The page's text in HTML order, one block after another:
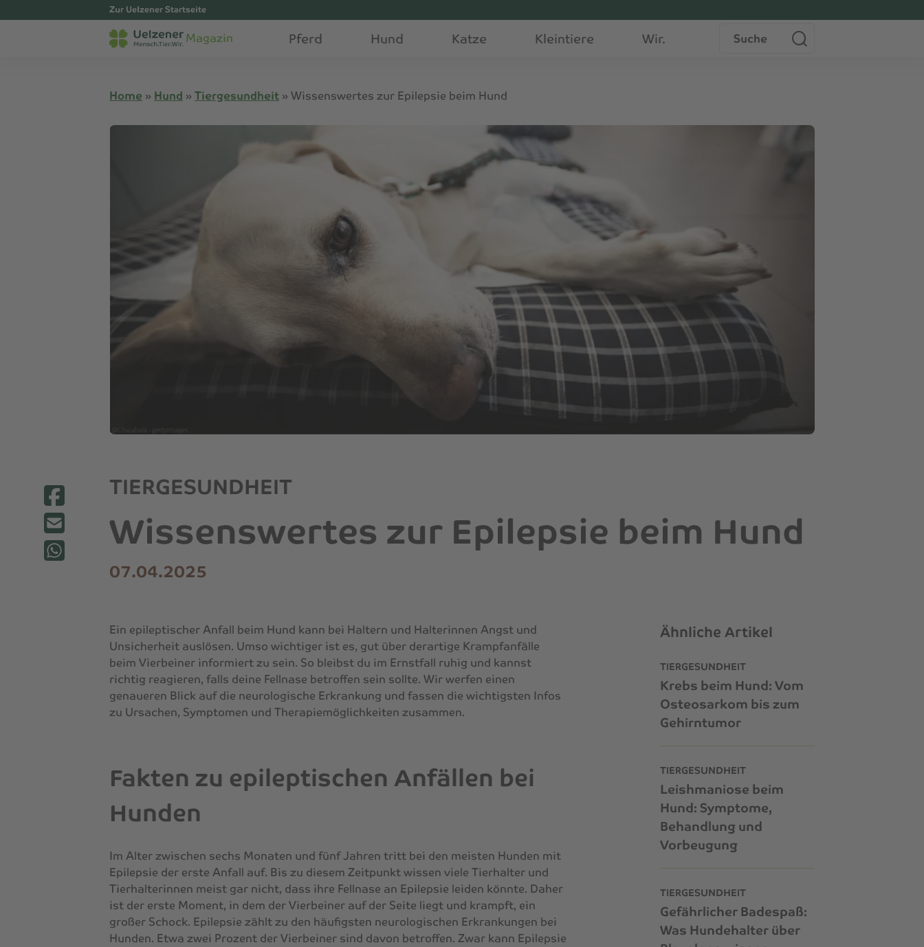
Zur Uelzener Startseite
Magazin Pferd Hund Katze Kleintiere Wir.
Home » Hund » Tiergesundheit » Wissenswertes zur Epilepsie beim Hund
TIERGESUNDHEIT
Wissenswertes zur Epilepsie beim Hund
07.04.2025
Ähnliche Artikel
TIERGESUNDHEIT
Krebs beim Hund: Vom
Osteosarkom bis zum
Gehirntumor
TIERGESUNDHEIT
Leishmaniose beim
Hund: Symptome,
Behandlung und
Vorbeugung
TIERGESUNDHEIT
Gefährlicher Badespaß:
Was Hundehalter über
Ein epileptischer Anfall beim Hund kann bei Haltern und Halterinnen Angst und
Unsicherheit auslösen. Umso wichtiger ist es, gut über derartige Krampfanfälle
beim Vierbeiner informiert zu sein. So bleibst du im Ernstfall ruhig und kannst
richtig reagieren, falls deine Fellnase betroffen sein sollte. Wir werfen einen
genaueren Blick auf die neurologische Erkrankung und fassen die wichtigsten Infos
zu Ursachen, Symptomen und Therapiemöglichkeiten zusammen.
Fakten zu epileptischen Anfällen bei
Hunden
Im Alter zwischen sechs Monaten und fünf Jahren tritt bei den meisten Hunden mit
Epilepsie der erste Anfall auf. Bis zu diesem Zeitpunkt wissen viele Tierhalter und
Tierhalterinnen meist gar nicht, dass ihre Fellnase an Epilepsie leiden könnte. Daher
ist der erste Moment, in dem der Vierbeiner auf der Seite liegt und krampft, ein
großer Schock. Epilepsie zählt zu den häufigsten neurologischen Erkrankungen bei
Hunden. Etwa zwei Prozent der Vierbeiner sind davon betroffen. Zwar kann Epilepsie